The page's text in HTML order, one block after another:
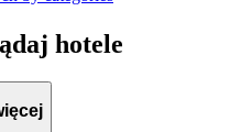
hotele